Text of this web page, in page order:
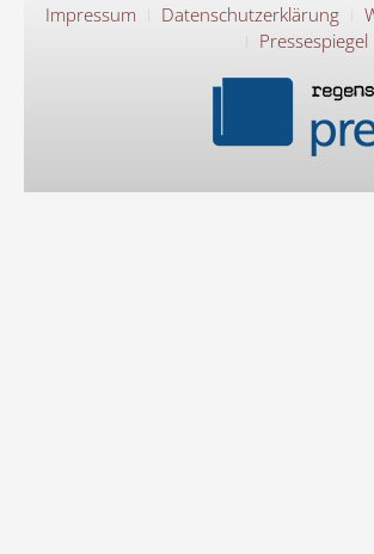
Impressum Datenschutzerklärung
Pressespiegel